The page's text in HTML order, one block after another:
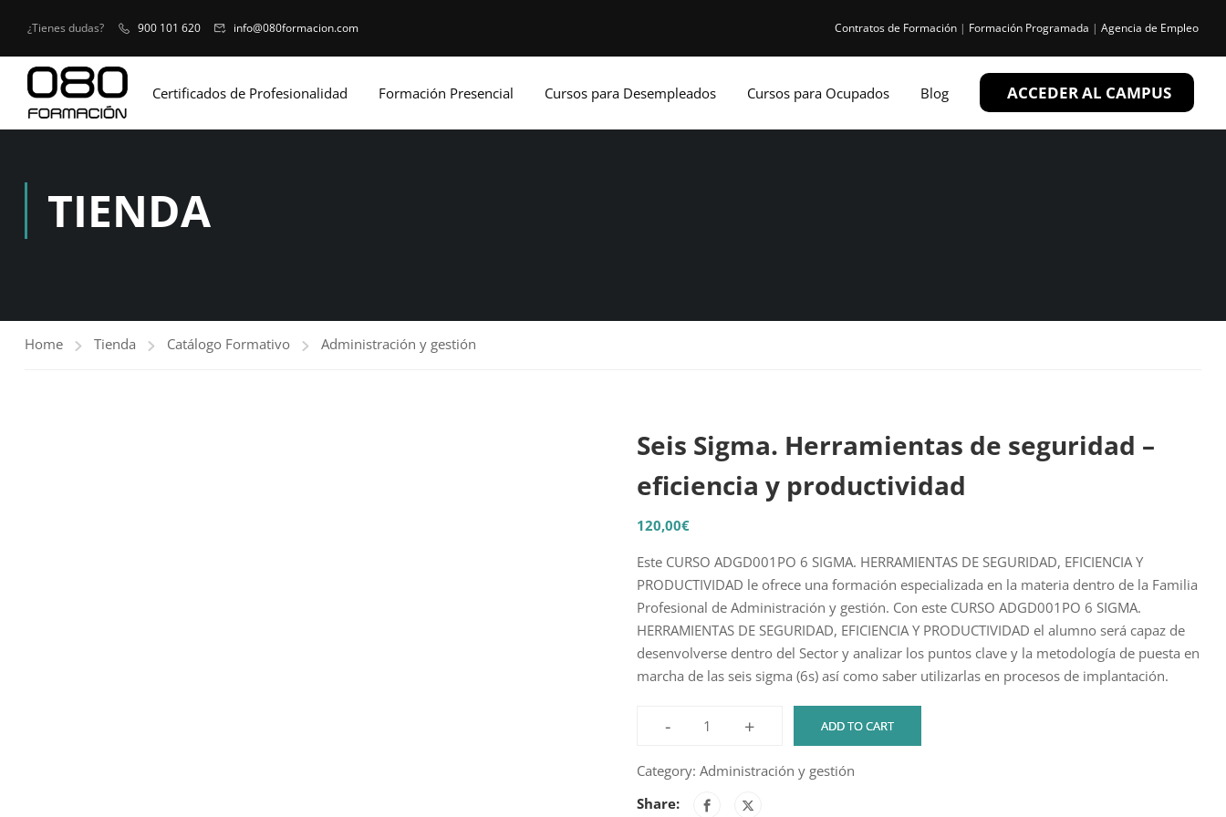
¿Tienes dudas? 900 101 620 info@080formacion.com Contratos de Formación | Formación Programada | Agencia de Empleo
Certificados de Profesionalidad Formación Presencial Cursos para Desempleados Cursos para Ocupados Blog ACCEDER AL CAMPUS
TIENDA
Home Tienda Catálogo Formativo Administración y gestión
Seis Sigma. Herramientas de seguridad –
eficiencia y productividad
120,00€
Este CURSO ADGD001PO 6 SIGMA. HERRAMIENTAS DE SEGURIDAD, EFICIENCIA Y
PRODUCTIVIDAD le ofrece una formación especializada en la materia dentro de la Familia
Profesional de Administración y gestión. Con este CURSO ADGD001PO 6 SIGMA.
HERRAMIENTAS DE SEGURIDAD, EFICIENCIA Y PRODUCTIVIDAD el alumno será capaz de
desenvolverse dentro del Sector y analizar los puntos clave y la metodología de puesta en
marcha de las seis sigma (6s) así como saber utilizarlas en procesos de implantación.
-
Seis
Herramientas
de
+ ADD TO CART
Category: Administración y gestión
Share: